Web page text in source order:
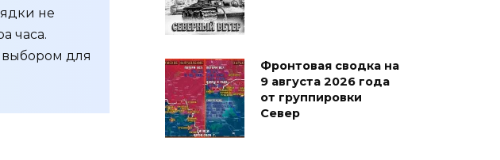
не
часа.
выбором для
Фронтовая сводка на
9 августа 2026 года
от группировки
Север